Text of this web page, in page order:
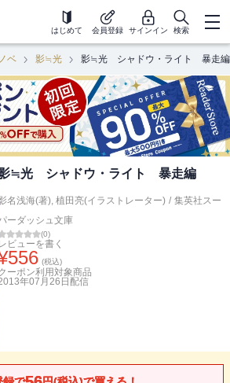
はじめて 会員登録 サインイン 検索
ベ 影≒光 影≒光 シャドウ・ライト 暴走編
≒光 シャドウ・ライト 暴走編
名浅海(著), 植田亮(イラストレーター) / 集英社スー
ーダッシュ文庫
(0)
レビューを書く
556 (税込)
ーポン利用対象商品
年07月26日 配信